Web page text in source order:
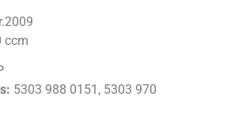
ccm
5303 988 0151, 5303 970